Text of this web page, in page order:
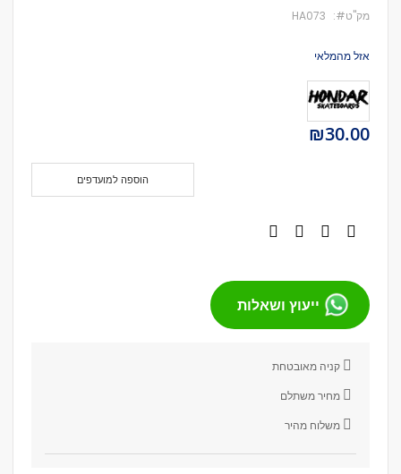
תמונות
מק''ט HA073
אזל מהמלאי
₪30.00
הוספה למועדפים
ייעוץ ושאלות
קניה מאובטחת
מחיר משתלם
משלוח מהיר